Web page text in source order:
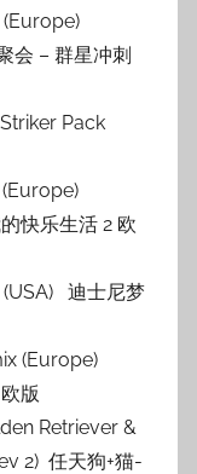
会 – 群星冲刺
Pack
快乐生活 2 欧
迪士尼梦
(Europe)
版
Retriever &
2) 任天狗+猫-